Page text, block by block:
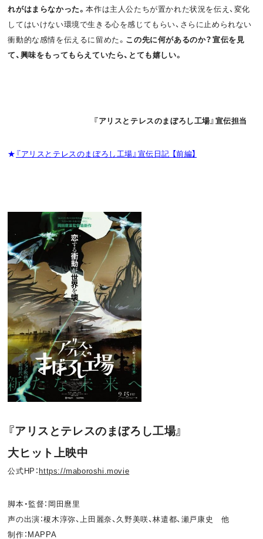
れがはまらなかった。本作は主人公たちが置かれた状況を伝え、変化
してはいけない環境で生きる心を感じてもらい、さらに止められない
衝動的な感情を伝えるに留めた。 この先に何があるのか？宣伝を見
て、興味をもってもらえていたら、とても嬉しい。
『アリスとテレスのまぼろし工場』宣伝担当
★ 『アリスとテレスのまぼろし工場』宣伝日記 【前編】
『アリスとテレスのまぼろし工場』
大ヒット上映中
公式HP：https://maboroshi.movie︎
脚本・監督：岡田麿里
声の出演：榎木淳弥、上田麗奈、久野美咲、林遣都、瀬戸康史 他
制作：MAPPA